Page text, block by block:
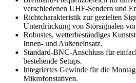
verschiedenen UHF-Sendern und
Richtcharakteristik zur gezielten
Unterdrückung von Störsignalen
Robustes, wetterbeständiges
Innen- und Außeneinsatz.
Standard-BNC-Anschluss für
bestehende Setups.
Integriertes Gewinde für die
Mikrofonstativen.